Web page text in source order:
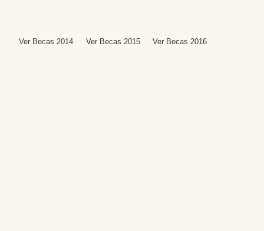
Ver Becas 2014 Ver Becas 2015 Ver Becas 2016